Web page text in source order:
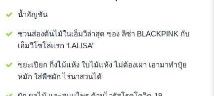
น้ำอัญชัน
ชวนส่องต้นไม้ในเอ็มวีล่าสุด ของ ลิซ่า BLACKPINK กับ
เอ็มวีโซโล่แรก ‘LALISA’
ขยะเปียก กิ่งไม้แห้ง ใบไม้แห้ง ไม่ต้องเผา เอามาทำปุ๋ย
หมัก ใส่พืชผัก ไร่นาสวนได้